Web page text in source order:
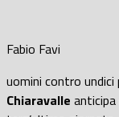
Fabio Favi
uomini contro undici
Chiaravalle